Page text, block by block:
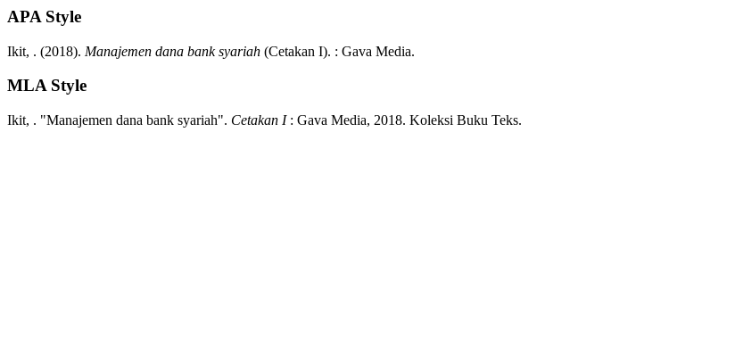
APA Style
Ikit, . (2018). Manajemen dana bank syariah (Cetakan I). : Gava Media.
MLA Style
Ikit, . "Manajemen dana bank syariah". Cetakan I : Gava Media, 2018. Koleksi Buku Teks.